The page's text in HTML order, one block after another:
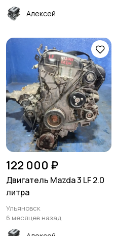
Алексей
122 000 ₽
Двигатель Mazda 3 LF 2.0
литра
Ульяновск
6 месяцев назад